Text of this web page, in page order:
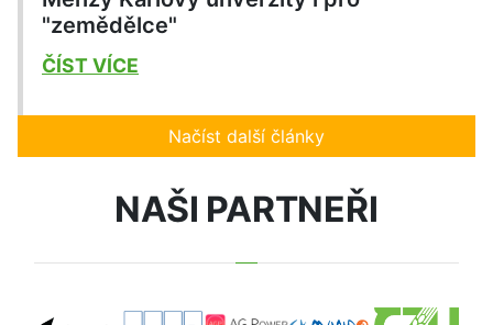
"zemědělce"
ČÍST VÍCE
Načíst další články
NAŠI PARTNEŘI